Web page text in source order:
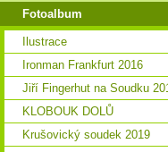
Fotoalbum
Ilustrace
Ironman Frankfurt 2016
Jiří Fingerhut na Soudku
KLOBOUK DOLŮ
Krušovický soudek 2019